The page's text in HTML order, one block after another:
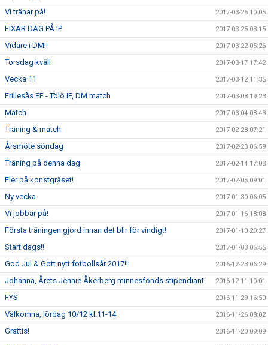
Vi tränar på! 2017-03-26 10:05
FIXAR DAG PÅ IP 2017-03-25 08:15
Vidare i DM!! 2017-03-22 05:26
Torsdag kväll 2017-03-17 17:42
Vecka 11 2017-03-12 11:35
Frillesås FF - Tölö IF, DM match 2017-03-08 19:23
Match 2017-03-04 08:43
Träning & match 2017-02-28 07:21
Årsmöte söndag 2017-02-23 06:59
Träning på denna dag 2017-02-14 17:08
Fler på konstgräset! 2017-02-05 09:01
Ny vecka 2017-01-30 06:05
Vi jobbar på! 2017-01-16 18:08
Första träningen gjord innan det blir för vindigt! 2017-01-10 20:27
Start dags!! 2017-01-03 06:55
God Jul & Gott nytt fotbollsår 2017!! 2016-12-23 06:29
Johanna, Årets Jennie Åkerberg minnesfonds stipendiant 2016-12-11 10:01
FYS 2016-11-29 16:50
Välkomna, lördag 10/12 kl.11-14 2016-11-26 08:02
Grattis! 2016-11-20 09:09